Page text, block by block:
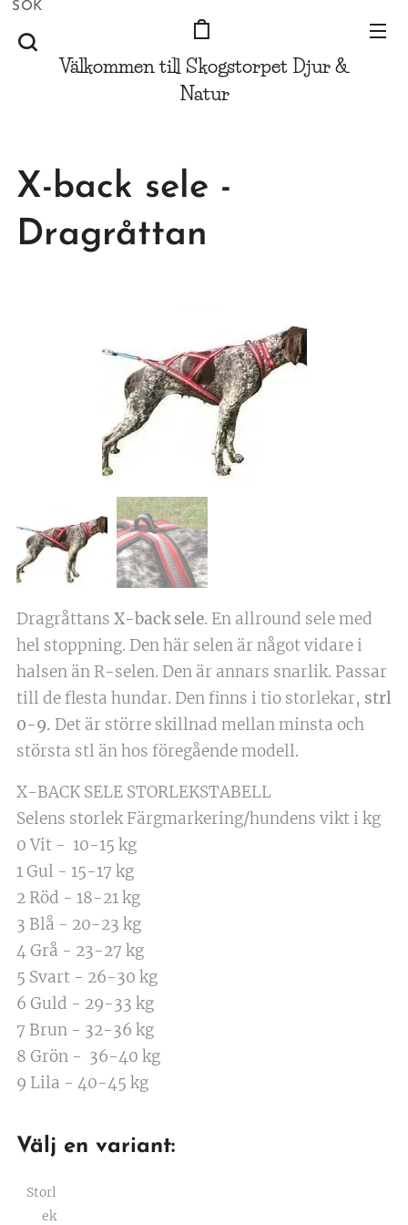
Välkommen till Skogstorpet Djur &
Natur
SÖK
X-back sele -
Dragråttan
Dragråttans X-back sele. En allround sele med
hel stoppning. Den här selen är något vidare i
halsen än R-selen. Den är annars snarlik. Passar
till de flesta hundar. Den finns i tio storlekar, strl
0-9. Det är större skillnad mellan minsta och
största stl än hos föregående modell.
X-BACK SELE STORLEKSTABELL
Selens storlek Färgmarkering/hundens vikt i kg
0 Vit - 10-15 kg
1 Gul - 15-17 kg
2 Röd - 18-21 kg
3 Blå - 20-23 kg
4 Grå - 23-27 kg
5 Svart - 26-30 kg
6 Guld - 29-33 kg
7 Brun - 32-36 kg
8 Grön - 36-40 kg
9 Lila - 40-45 kg
Välj en variant:
Storl
ek